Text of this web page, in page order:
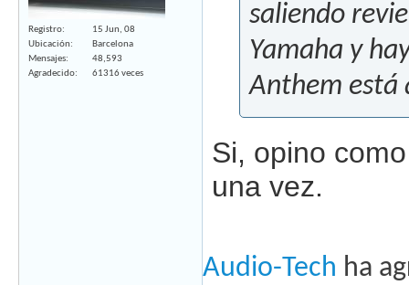
Registro
15 Jun, 08
Ubicación
Barcelona
Mensajes
48,593
Agradecido
61316 veces
saliendo
Yamaha y
Anthem está
Si, opino
una vez.
Audio-Tech ha